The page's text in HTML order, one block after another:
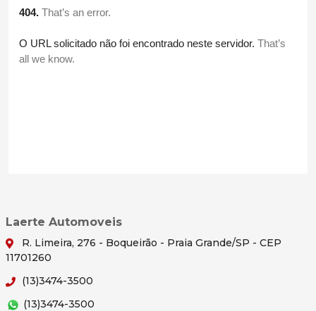
Laerte Automoveis
R. Limeira, 276 - Boqueirão - Praia Grande/SP - CEP
11701260
(13)3474-3500
(13)3474-3500